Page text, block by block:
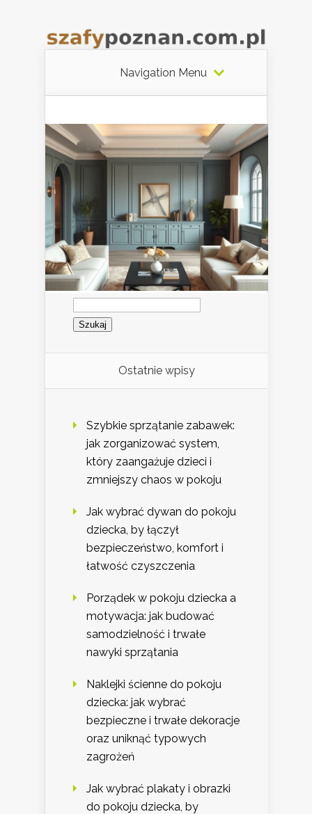
Navigation Menu
Szukaj:
Ostatnie wpisy
Szybkie sprzątanie zabawek:
jak zorganizować system,
który zaangażuje dzieci i
zmniejszy chaos w pokoju
Jak wybrać dywan do pokoju
dziecka, by łączył
bezpieczeństwo, komfort i
łatwość czyszczenia
Porządek w pokoju dziecka a
motywacja: jak budować
samodzielność i trwałe
nawyki sprzątania
Naklejki ścienne do pokoju
dziecka: jak wybrać
bezpieczne i trwałe dekoracje
oraz uniknąć typowych
zagrożeń
Jak wybrać plakaty i obrazki
do pokoju dziecka, by